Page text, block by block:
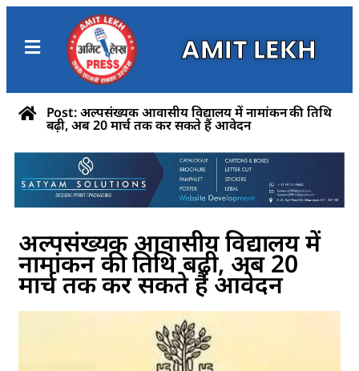
AMIT LEKH
Post: अल्पसंख्यक आवासीय विद्यालय में नामांकन की तिथि
बढ़ी, अब 20 मार्च तक कर सकते हैं आवेदन
अल्पसंख्यक आवासीय विद्यालय में
नामांकन की तिथि बढ़ी, अब 20
मार्च तक कर सकते हैं आवेदन